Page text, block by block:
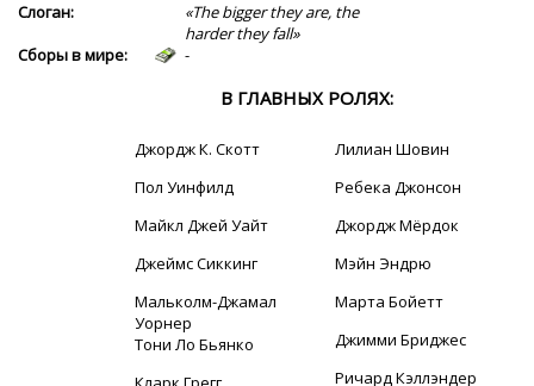
Слоган:
«The bigger they are, the
harder they fall»
Сборы в мире:
-
В ГЛАВНЫХ РОЛЯХ:
Джордж К. Скотт
Пол Уинфилд
Майкл Джей Уайт
Джеймс Сиккинг
Мальколм-Джамал
Уорнер
Тони Ло Бьянко
Лилиан Шовин
Ребека Джонсон
Джордж Мёрдок
Мэйн Эндрю
Марта Бойетт
Джимми Бриджес
Ричард Кэллэндер